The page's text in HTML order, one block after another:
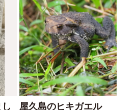
屋久島のヒキガエル
haru
2023/09/18
ニホンヒキガエル